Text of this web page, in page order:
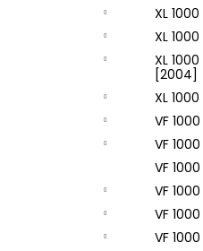
XL
XL
XL
[2004]
XL
VF
VF
VF
VF
VF
VF